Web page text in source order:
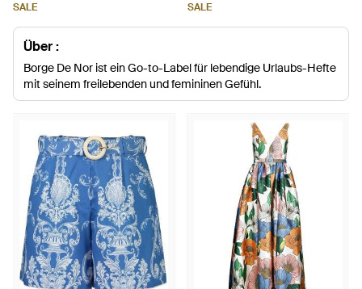
SALE SALE
Über :
Borge De Nor ist ein Go-to-Label für lebendige Urlaubs-Hefte
mit seinem freilebenden und femininen Gefühl.